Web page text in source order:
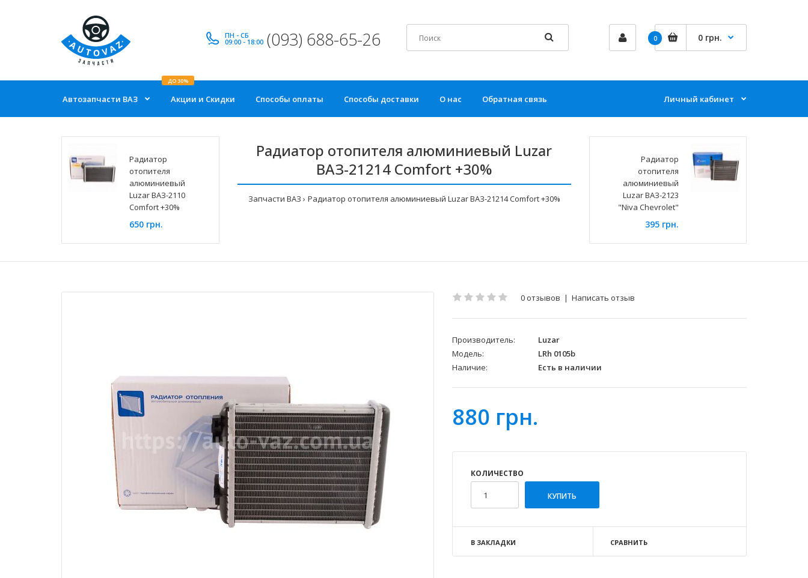
ПН - СБ
09:00 - 18:00 (093) 688-65-26 0 0 грн.
Автозапчасти ВАЗ Акции и Скидки
ДО 30%
Способы оплаты Способы доставки О нас Обратная связь Личный кабинет
Радиатор
отопителя
алюминиевый
Luzar ВАЗ-2110
Comfort +30%
650 грн.
Радиатор отопителя алюминиевый Luzar
ВАЗ-21214 Comfort +30%
Запчасти ВАЗ Радиатор отопителя алюминиевый Luzar ВАЗ-21214 Comfort +30%
Радиатор
отопителя
алюминиевый
Luzar ВАЗ-2123
"Niva Chevrolet"
395 грн.
0 отзывов | Написать отзыв
Производитель:
Luzar
Модель:
LRh 0105b
Наличие:
Есть в наличии
880 грн.
КОЛИЧЕСТВО
В ЗАКЛАДКИ СРАВНИТЬ